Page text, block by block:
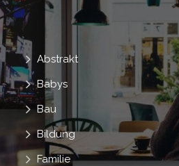
Abstrakt
Babys
Bau
Bildung
Familie